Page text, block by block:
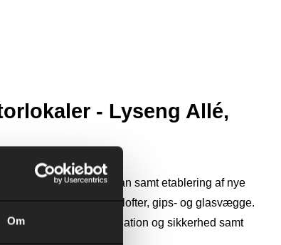
Om
- Lyseng Allé,
på 1. sal og stueplan samt etablering af nye
udførelse af nye gulve, lofter, gips- og glasvægge.
etablering af ny ventilation og sikkerhed samt